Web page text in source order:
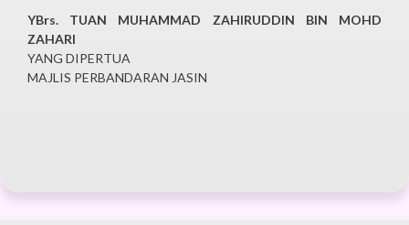
YBrs. TUAN MUHAMMAD ZAHIRUDDIN BIN MOHD
ZAHARI
YANG DIPERTUA
MAJLIS PERBANDARAN JASIN